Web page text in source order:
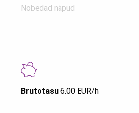
Brutotasu 6.00 EUR/h
Nobedad näpud